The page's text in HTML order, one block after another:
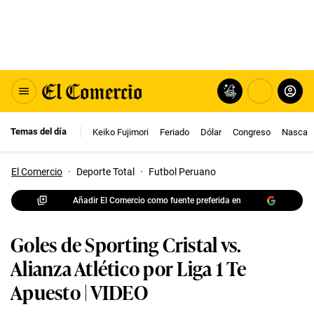
Temas del día Keiko Fujimori Feriado Dólar Congreso Nasca
El Comercio · Deporte Total · Futbol Peruano
Añadir El Comercio como fuente preferida en
Goles de Sporting Cristal vs.
Alianza Atlético por Liga 1 Te
Apuesto | VIDEO